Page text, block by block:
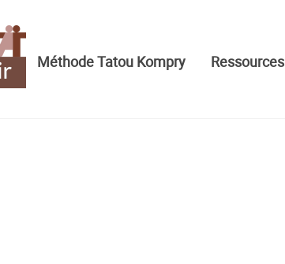
Méthode Tatou Kompry​ Ressources